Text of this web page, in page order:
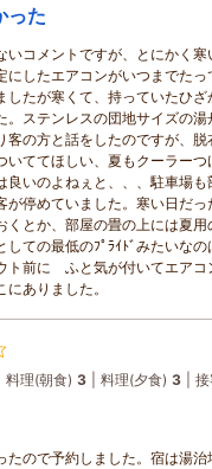
った
いコメントですが、とにかく
にしたエアコンがいつまでた
したが寒くて、持っていたひ
。ステンレスの団地サイズの
客の方と話をしたのですが、
いててほしい、夏もクーラーつ
良いのよねぇと、、、駐車場
が停めていました。寒い日だ
くとか、部屋の畳の上には夏
しての最低のﾌﾟﾗｲﾄﾞみたいな
ト前に ふと気が付いてエアコ
ありました。
料理(朝食) 3 料理(夕食) 3
たので予約しました。宿は湯